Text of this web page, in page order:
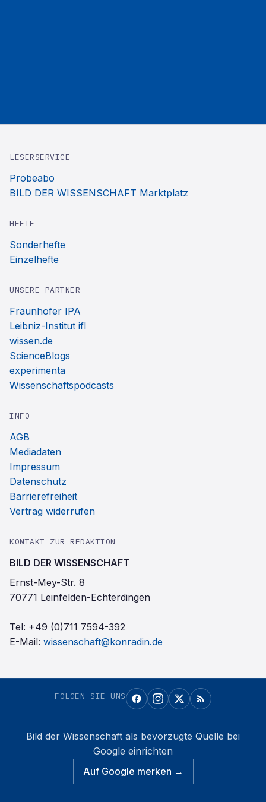
LESERSERVICE
Probeabo
BILD DER WISSENSCHAFT Marktplatz
HEFTE
Sonderhefte
Einzelhefte
UNSERE PARTNER
Fraunhofer IPA
Leibniz-Institut ifl
wissen.de
ScienceBlogs
experimenta
Wissenschaftspodcasts
INFO
AGB
Mediadaten
Impressum
Datenschutz
Barrierefreiheit
Vertrag widerrufen
KONTAKT ZUR REDAKTION
BILD DER WISSENSCHAFT
Ernst-Mey-Str. 8
70771 Leinfelden-Echterdingen
Tel: +49 (0)711 7594-392
E-Mail: wissenschaft@konradin.de
FOLGEN SIE UNS
Bild der Wissenschaft als bevorzugte Quelle bei
Google einrichten
Auf Google merken →